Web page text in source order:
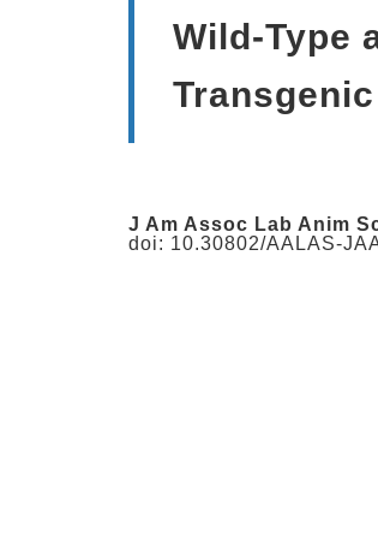
Wild-Type
J Am Assoc Lab Anim
doi: 10.30802/AALAS-